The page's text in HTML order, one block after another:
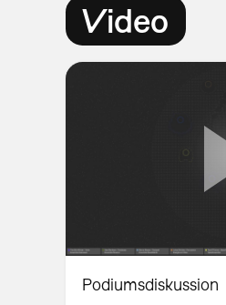
Video
Podiumsdiskussion